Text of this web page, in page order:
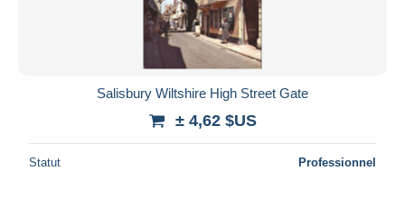
Salisbury Wiltshire High Street Gate
± 4,62 $US
Statut Professionnel